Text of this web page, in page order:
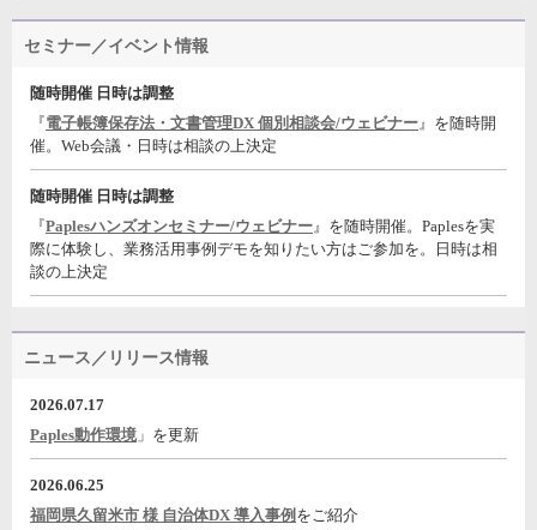
セミナー／イベント情報
随時開催 日時は調整
『電子帳簿保存法・文書管理DX 個別相談会/ウェビナー』を随時開
催。Web会議・日時は相談の上決定
随時開催 日時は調整
『Paplesハンズオンセミナー/ウェビナー』を随時開催。Paplesを実
際に体験し、業務活用事例デモを知りたい方はご参加を。日時は相
談の上決定
ニュース／リリース情報
2026.07.17
Paples動作環境 」を更新
2026.06.25
福岡県久留米市 様 自治体DX 導入事例 をご紹介